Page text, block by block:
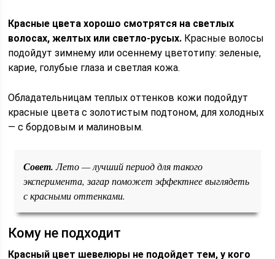
Красные цвета хорошо смотрятся на светлых
волосах, желтых или светло-русых. Красные волосы
подойдут зимнему или осеннему цветотипу: зеленые,
карие, голубые глаза и светлая кожа.
Обладательницам теплых оттенков кожи подойдут
красные цвета с золотистым подтоном, для холодных
— с бордовым и малиновым.
Совет.Лето — лучший период для такого
эксперимента, загар поможет эффектнее выглядеть
с красными оттенками.
Кому не подходит
Красный цвет шевелюры не подойдет тем, у кого